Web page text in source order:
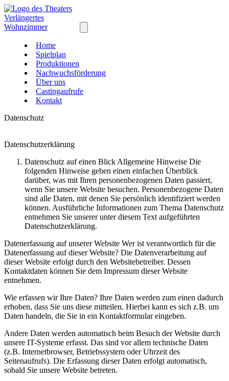
Home
Spielplan
Produktionen
Nachwuchsförderung
Über uns
Castingaufrufe
Kontakt
Datenschutz
Datenschutzerklärung
Datenschutz auf einen Blick Allgemeine Hinweise Die
folgenden Hinweise geben einen einfachen Überblick
darüber, was mit Ihren personenbezogenen Daten passiert,
wenn Sie unsere Website besuchen. Personenbezogene Daten
sind alle Daten, mit denen Sie persönlich identifiziert werden
können. Ausführliche Informationen zum Thema Datenschutz
entnehmen Sie unserer unter diesem Text aufgeführten
Datenschutzerklärung.
Datenerfassung auf unserer Website Wer ist verantwortlich für die
Datenerfassung auf dieser Website? Die Datenverarbeitung auf
dieser Website erfolgt durch den Websitebetreiber. Dessen
Kontaktdaten können Sie dem Impressum dieser Website
entnehmen.
Wie erfassen wir Ihre Daten? Ihre Daten werden zum einen dadurch
erhoben, dass Sie uns diese mitteilen. Hierbei kann es sich z.B. um
Daten handeln, die Sie in ein Kontaktformular eingeben.
Andere Daten werden automatisch beim Besuch der Website durch
unsere IT-Systeme erfasst. Das sind vor allem technische Daten
(z.B. Internetbrowser, Betriebssystem oder Uhrzeit des
Seitenaufrufs). Die Erfassung dieser Daten erfolgt automatisch,
sobald Sie unsere Website betreten.